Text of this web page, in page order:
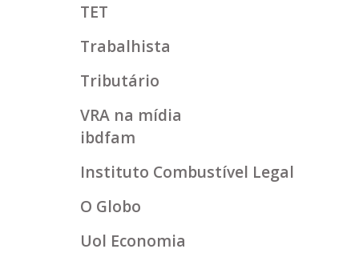
TET
Trabalhista
Tributário
VRA na mídia
ibdfam
Instituto Combustível Legal
O Globo
Uol Economia